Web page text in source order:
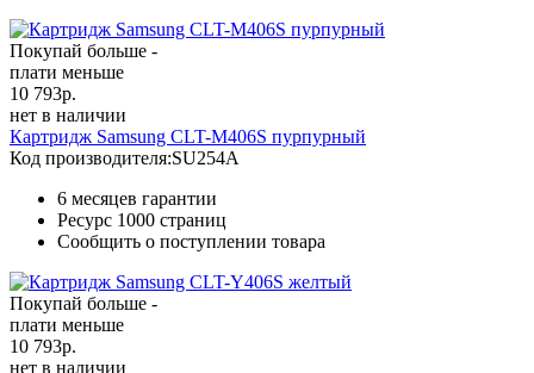
Покупай больше -
плати меньше
10 793р.
нет в наличии
Картридж Samsung CLT-M406S пурпурный
Код производителя:SU254A
6 месяцев гарантии
Ресурс 1000 страниц
Сообщить о поступлении товара
Покупай больше -
плати меньше
10 793р.
нет в наличии